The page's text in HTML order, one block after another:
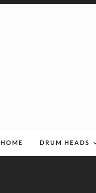
HOME DRUM HEADS